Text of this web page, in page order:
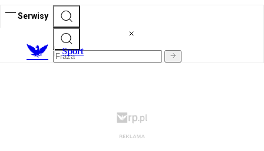
Serwisy
Sport